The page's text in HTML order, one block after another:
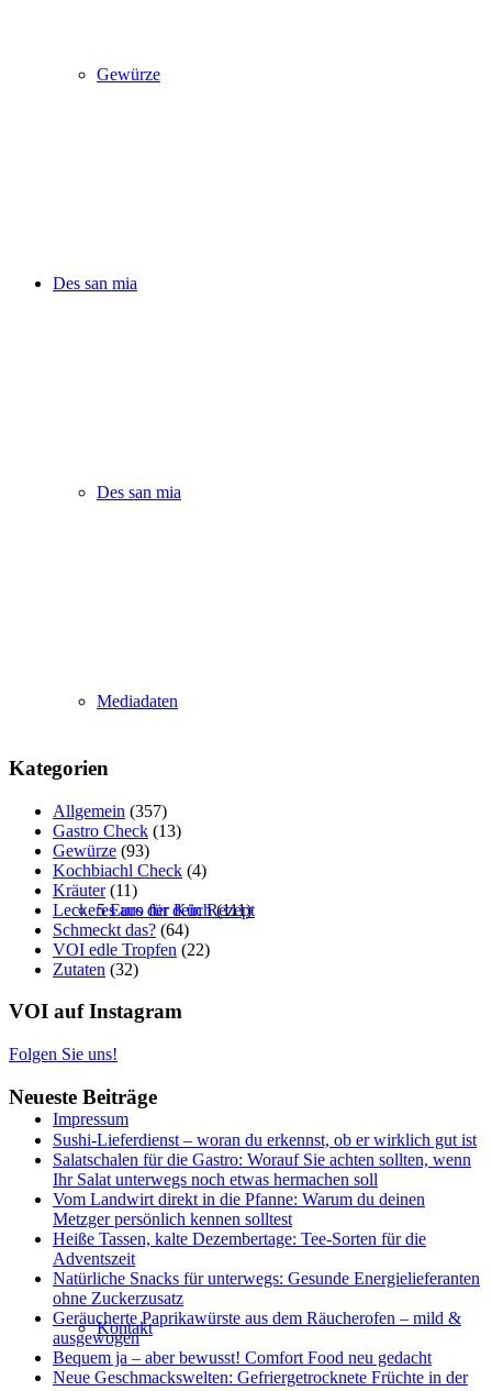
Gewürze
Des san mia
Des san mia
Mediadaten
5 Euro für dein Rezept
Impressum
Kontakt
Kategorien
Allgemein (357)
Gastro Check (13)
Gewürze (93)
Kochbiachl Check (4)
Kräuter(11)
Leckeres aus der Küch(111)
Schmeckt das? (64)
VOI edle Tropfen (22)
Zutaten (32)
VOI auf Instagram
Folgen Sie uns!
Neueste Beiträge
Sushi-Lieferdienst – woran du erkennst, ob er wirklich gut ist
Salatschalen für die Gastro: Worauf Sie achten sollten, wenn
Ihr Salat unterwegs noch etwas hermachen soll
Vom Landwirt direkt in die Pfanne: Warum du deinen
Metzger persönlich kennen solltest
Heiße Tassen, kalte Dezembertage: Tee-Sorten für die
Adventszeit
Natürliche Snacks für unterwegs: Gesunde Energielieferanten
ohne Zuckerzusatz
Geräucherte Paprikawürste aus dem Räucherofen – mild &
ausgewogen
Bequem ja – aber bewusst! Comfort Food neu gedacht
Neue Geschmackswelten: Gefriergetrocknete Früchte in der